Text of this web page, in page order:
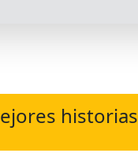
historias